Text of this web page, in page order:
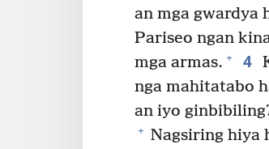
an mga gwardya
Pariseo ngan
mga armas. + 4
nga mahitatabo
an iyo
+ Nagsiring hiya